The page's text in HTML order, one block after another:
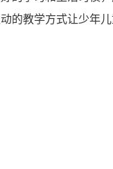
的教学方式让少年